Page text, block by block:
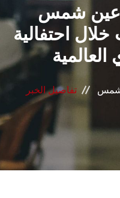
الشئون الأكاديمية
البحث العلمي
المراكز والوحدات
الأنظمة الذكية
عين شمس
احتفالية
شمس تفاصيل الخبر